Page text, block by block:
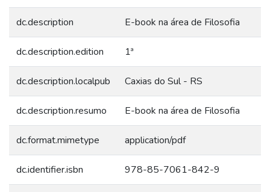
dc.description E-book na área de Filosofia
dc.description.edition 1ª
dc.description.localpub Caxias do Sul - RS
dc.description.resumo E-book na área de Filosofia
dc.format.mimetype application/pdf
dc.identifier.isbn 978-85-7061-842-9